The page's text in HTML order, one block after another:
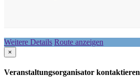
Weitere Details Route anzeigen
×
Veranstaltungsorganisator kontaktieren